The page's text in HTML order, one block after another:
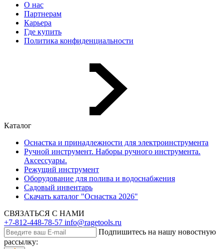
О нас
Партнерам
Карьера
Где купить
Политика конфиденциальности
Каталог
Оснастка и принадлежности для электроинструмента
Ручной инструмент. Наборы ручного инструмента.
Аксессуары.
Режущий инструмент
Оборудование для полива и водоснабжения
Садовый инвентарь
Скачать каталог "Оснастка 2026"
СВЯЗАТЬСЯ С НАМИ
+7-812-448-78-57 info@ragetools.ru
Подпишитесь на нашу новостную
рассылку: